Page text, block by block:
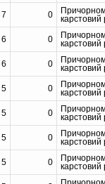
7 0
карстовий
6 0
карстовий
6 0
карстовий
5 0
карстовий
5 0
карстовий
5 0
карстовий
5 0
карстовий